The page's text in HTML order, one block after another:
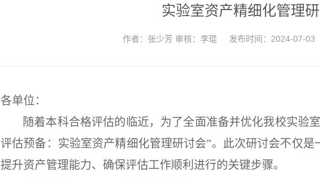
实验室资产精细化管理
作者：张少芳 审核：李琨 发布时间：2024-07-03
各单位：
随着本科合格评估的临近，为了全面准备并优化我校实验
评估预备：实验室资产精细化管理研讨会”。此次研讨会不仅
提升资产管理能力、确保评估工作顺利进行的关键步骤。